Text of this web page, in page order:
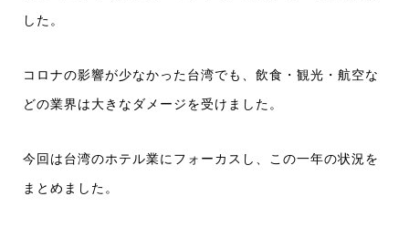
した。
コロナの影響が少なかった台湾でも、飲食・観光・航空な
どの業界は大きなダメージを受けました。
今回は台湾のホテル業にフォーカスし、この一年の状況を
まとめました。